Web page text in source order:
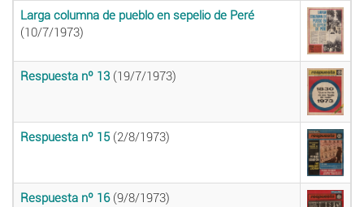
Larga columna de pueblo en sepelio de Peré
(10/7/1973)
Respuesta nº 13 (19/7/1973)
Respuesta nº 15(2/8/1973)
Respuesta nº 16(9/8/1973)